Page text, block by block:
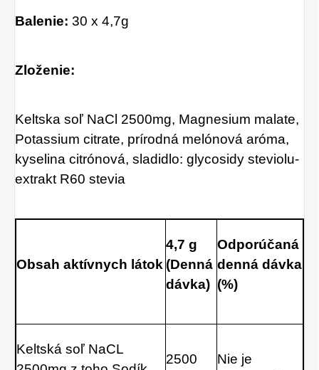
Balenie: 30 x 4,7g
Zloženie:
Keltska soľ NaCl 2500mg, Magnesium malate,
Potassium citrate, prírodná melónová aróma,
kyselina citrónová, sladidlo: glycosidy steviolu-
extrakt R60 stevia
Obsah aktívnych látok
4,7 g
(Denná
dávka)
Odporúčaná
denná dávka
(%)
Keltská soľ NaCL
2500
Nie je